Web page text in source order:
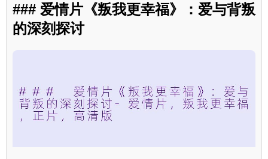
### 爱情片《叛我更幸福》：爱与背叛
的深刻探讨